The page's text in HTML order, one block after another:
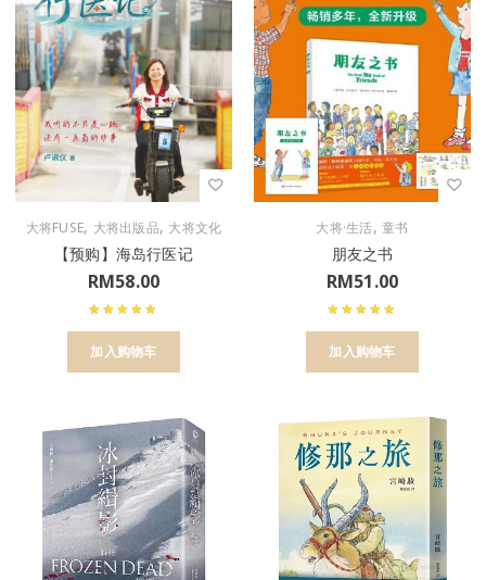
大将FUSE, 大将出版品, 大将文化
【预购】海岛行医记
RM58.00
加入购物车
大将·生活,童书
朋友之书
RM51.00
加入购物车